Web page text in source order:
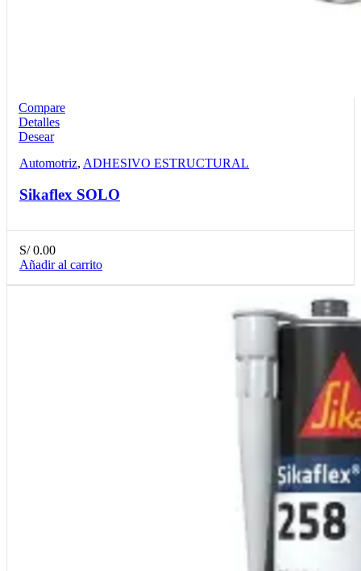
Compare
Detalles
Desear
Automotriz, ADHESIVO ESTRUCTURAL
Sikaflex SOLO
S/0.00
Añadir al carrito